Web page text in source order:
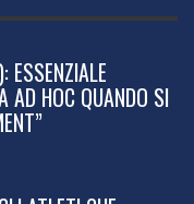
ESSENZIALE
AD HOC QUANDO SI